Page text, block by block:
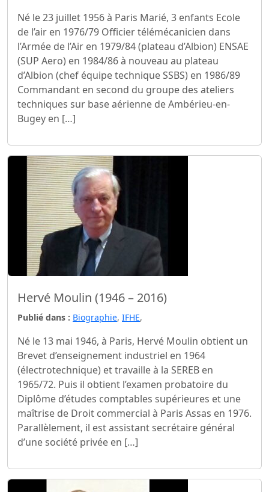
Né le 23 juillet 1956 à Paris Marié, 3 enfants Ecole
de l’air en 1976/79 Officier télémécanicien dans
l’Armée de l’Air en 1979/84 (plateau d’Albion) ENSAE
(SUP Aero) en 1984/86 à nouveau au plateau
d’Albion (chef équipe technique SSBS) en 1986/89
Commandant en second du groupe des ateliers
techniques sur base aérienne de Ambérieu-en-
Bugey en […]
Hervé Moulin (1946 – 2016)
Publié dans : Biographie, IFHE,
Né le 13 mai 1946, à Paris, Hervé Moulin obtient un
Brevet d’enseignement industriel en 1964
(électrotechnique) et travaille à la SEREB en
1965/72. Puis il obtient l’examen probatoire du
Diplôme d’études comptables supérieures et une
maîtrise de Droit commercial à Paris Assas en 1976.
Parallèlement, il est assistant secrétaire général
d’une société privée en […]